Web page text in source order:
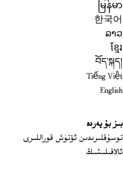
မြန်မာ
한국어
ລາວ
ខ្មែរ
བོད་སྐད།
Tiếng Việt
English
بىز بۇ يەردە
توسۇقلىرىدىن ئۆتۈش قوراللىرى
ئالاقىلىشىڭ